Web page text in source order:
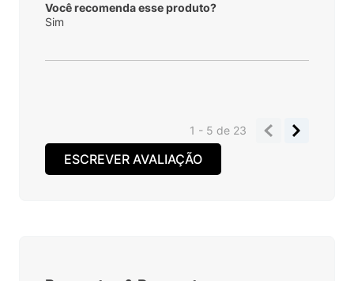
Você recomenda esse produto?
Sim
1 - 5de 23
ESCREVER AVALIAÇÃO